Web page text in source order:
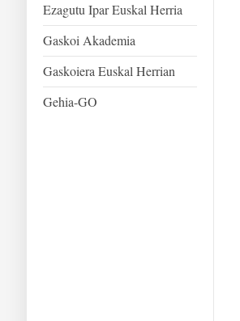
Ezagutu Ipar Euskal Herria
Gaskoi Akademia
Gaskoiera Euskal Herrian
Gehia-GO